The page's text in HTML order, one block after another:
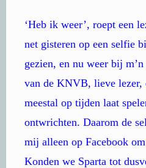
‘Heb ik weer’, roept een
net gisteren op een selfie
gezien, en nu weer bij
van de KNVB, lieve lezer,
meestal op tijden laat
ontwrichten. Daarom de
mij alleen op Facebook
Konden we Sparta tot